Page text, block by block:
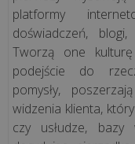
przez
misia
i
technologia
odporna
na
mróz.
platformy
doświadczeń,
Tworzą one
podejście do
pomysły,
widzenia klienta,
czy usłudze, bazy